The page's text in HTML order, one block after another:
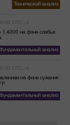
Технический анализ
UTC--4
1.4000 на фоне слабых
Фундаментальный анализ
UTC--4
на фоне сужения
Фундаментальный анализ